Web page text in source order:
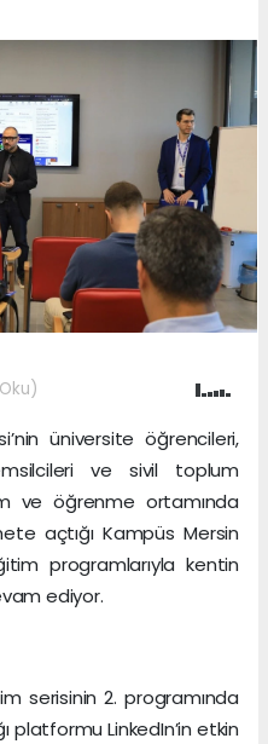
üniversite öğrencileri,
ve sivil toplum
ve öğrenme ortamında
açtığı Kampüs Mersin
programlarıyla kentin
ediyor.
serisinin 2. programında
platformu LinkedIn’in etkin